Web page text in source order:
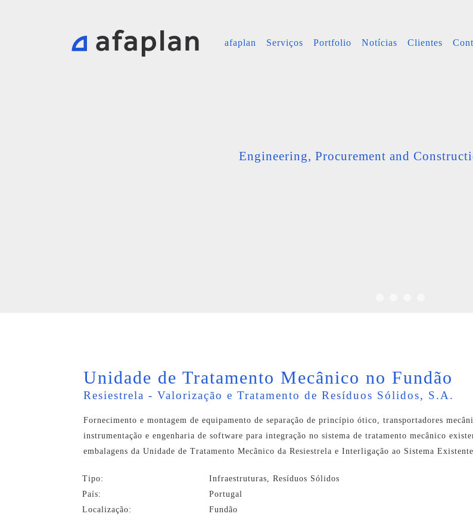
afaplan Serviços Portfolio Notícias Clientes
Engineering, Procurement and
Unidade de Tratamento Mecânico no Fundão
Resiestrela - Valorização e Tratamento de Resíduos Sólidos, S.A.
Fornecimento e montagem de equipamento de separação de princípio ótico, transportadores
instrumentação e engenharia de software para integração no sistema de tratamento mecânico
embalagens da Unidade de Tratamento Mecânico da Resiestrela e Interligação ao Sistema
Tipo:
Infraestruturas, Resíduos Sólidos
País:
Portugal
Localização:
Fundão